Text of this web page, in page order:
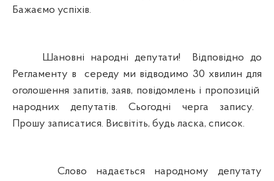
Бажаємо успіхів.
Шановні народні депутати! Відповідно до
Регламенту в середу ми відводимо 30 хвилин для
оголошення запитів, заяв, повідомлень і пропозицій
народних депутатів. Сьогодні черга запису.
Прошу записатися. Висвітіть, будь ласка, список.
Слово надається народному депутату